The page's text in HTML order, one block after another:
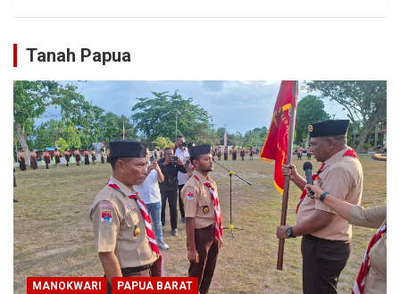
Tanah Papua
MANOKWARI PAPUA BARAT